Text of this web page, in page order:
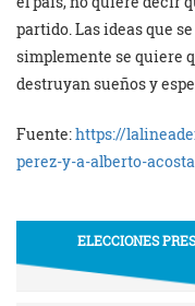
partido. Las ideas que
simplemente se quiere
destruyan sueños y
Fuente:https://
perez-y-a-alberto-
ELECCIONES